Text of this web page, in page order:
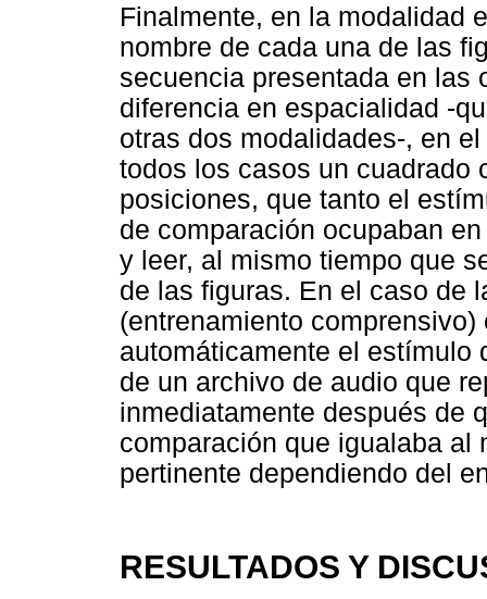
Finalmente, en la modalidad
nombre de cada una de las
secuencia presentada en las
diferencia en espacialidad -
otras dos modalidades-, en
todos los casos un cuadrado
posiciones, que tanto el
de comparación ocupaban
y leer, al mismo tiempo que
de las figuras. En el caso de
(entrenamiento
automáticamente el estímulo
de un archivo de audio que
inmediatamente después de
comparación que igualaba al
pertinente dependiendo del
RESULTADOS Y